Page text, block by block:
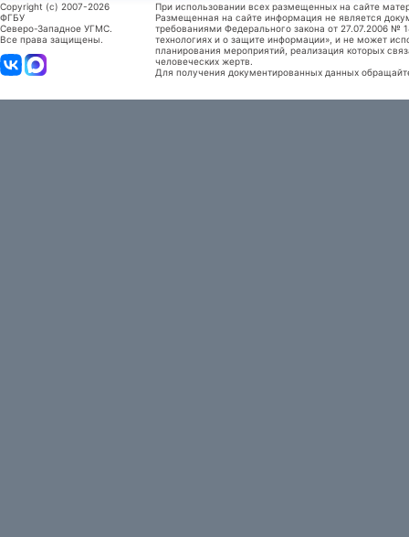
Copyright (c) 2007-2026
ФГБУ
Северо-Западное УГМС.
Все права защищены.
При использовании всех размещенных на сайте
Размещенная на сайте информация не является
требованиями Федерального закона от 27.07.2006
технологиях и о защите информации», и не может
планирования мероприятий, реализация которых
человеческих жертв.
Для получения документированных данных